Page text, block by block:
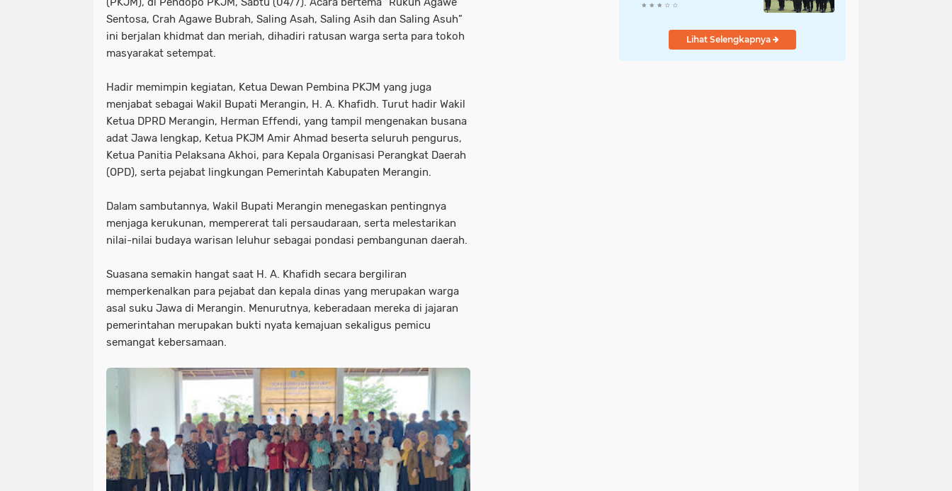
Sentosa, Crah Agawe Bubrah, Saling Asah, Saling Asih dan Saling Asuh”
ini berjalan khidmat dan meriah, dihadiri ratusan warga serta para tokoh
masyarakat setempat.
Hadir memimpin kegiatan, Ketua Dewan Pembina PKJM yang juga
menjabat sebagai Wakil Bupati Merangin, H. A. Khafidh. Turut hadir Wakil
Ketua DPRD Merangin, Herman Effendi, yang tampil mengenakan busana
adat Jawa lengkap, Ketua PKJM Amir Ahmad beserta seluruh pengurus,
Ketua Panitia Pelaksana Akhoi, para Kepala Organisasi Perangkat Daerah
(OPD), serta pejabat lingkungan Pemerintah Kabupaten Merangin.
Dalam sambutannya, Wakil Bupati Merangin menegaskan pentingnya
menjaga kerukunan, mempererat tali persaudaraan, serta melestarikan
nilai-nilai budaya warisan leluhur sebagai pondasi pembangunan daerah.
Suasana semakin hangat saat H. A. Khafidh secara bergiliran
memperkenalkan para pejabat dan kepala dinas yang merupakan warga
asal suku Jawa di Merangin. Menurutnya, keberadaan mereka di jajaran
pemerintahan merupakan bukti nyata kemajuan sekaligus pemicu
semangat kebersamaan.
Rawas Raih
Bergengsi dari
Kapolda Sumsel*Lihat Selengkapnya